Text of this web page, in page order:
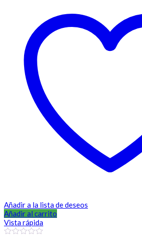
Añadir a la lista de deseos
Añadir al carrito
Vista rápida